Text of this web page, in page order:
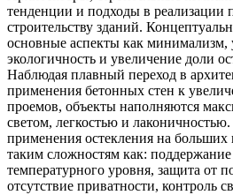
тенденции и подходы в реализации
строительству зданий.
основные аспекты как минимализм,
экологичность и увеличение доли
Наблюдая плавный переход в
применения бетонных стен к
проемов, объекты наполняются
светом, легкостью и
применения остекления на
таким сложностям как:
температурного уровня, защита от
отсутствие приватности, контроль